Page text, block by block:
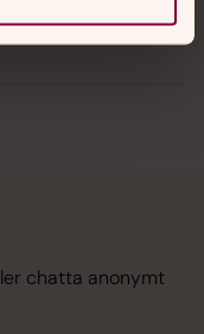
chatta anonymt